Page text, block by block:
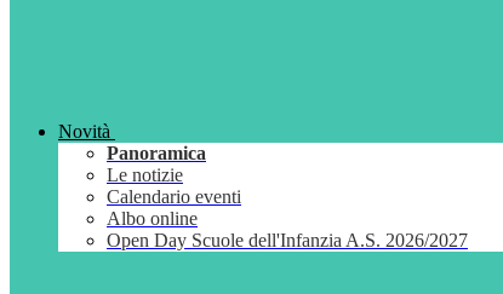
Novità
Panoramica
Le notizie
Calendario eventi
Albo online
Open Day Scuole dell'Infanzia A.S. 2026/2027